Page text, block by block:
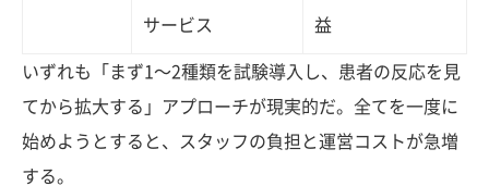
サービス
益
いずれも「まず1〜2種類を試験導入し、患者の反応を見
てから拡大する」アプローチが現実的だ。全てを一度に
始めようとすると、スタッフの負担と運営コストが急増
する。